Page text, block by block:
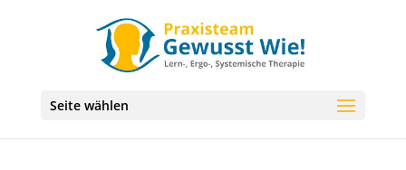
Seite wählen